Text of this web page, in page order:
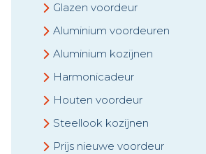
Glazen voordeur
Aluminium voordeuren
Aluminium kozijnen
Harmonicadeur
Houten voordeur
Steellook kozijnen
Prijs nieuwe voordeur